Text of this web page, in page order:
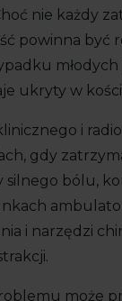
nie każdy
powinna być
ukryty w
i
gdy
bólu,
i narzędzi
może